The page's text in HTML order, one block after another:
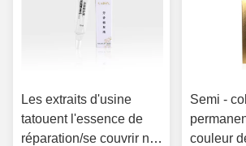
Les extraits d'usine
tatouent l'essence de
réparation/se couvrir nul
Semi -
couleur